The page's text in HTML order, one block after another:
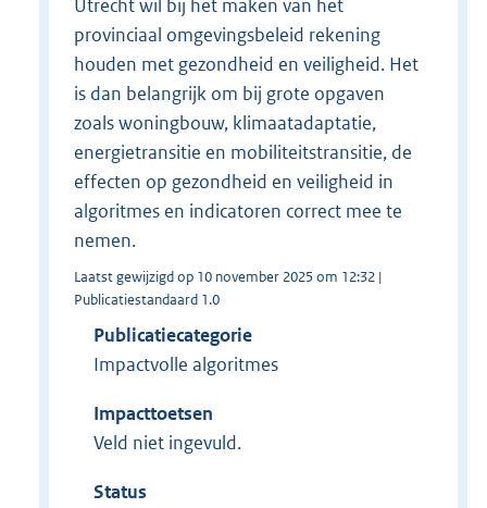
Utrecht wil bij het maken van het
provinciaal omgevingsbeleid rekening
houden met gezondheid en veiligheid. Het
is dan belangrijk om bij grote opgaven
zoals woningbouw, klimaatadaptatie,
energietransitie en mobiliteitstransitie, de
effecten op gezondheid en veiligheid in
algoritmes en indicatoren correct mee te
nemen.
Laatst gewijzigd op 10 november 2025 om 12:32 |
Publicatiestandaard 1.0
Publicatiecategorie
Impactvolle algoritmes
Impacttoetsen
Veld niet ingevuld.
Status